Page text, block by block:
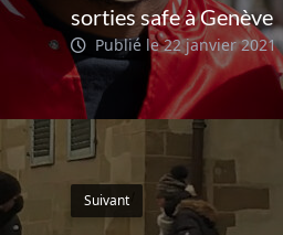
sorties safe à Genève
Publié le 22 janvier 2021
Suivant